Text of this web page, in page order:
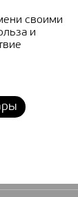
своими
и